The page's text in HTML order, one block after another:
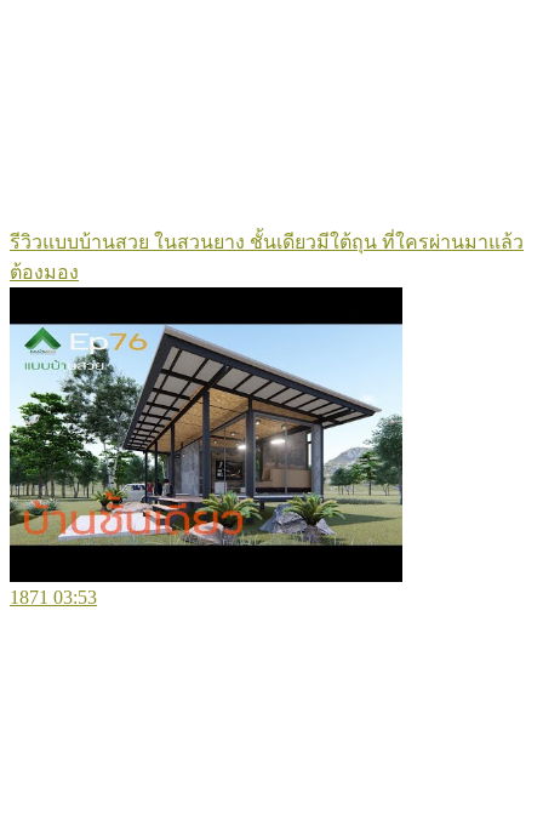
รีวิวแบบบ้านสวย ในสวนยาง ชั้นเดียวมีใต้ถุน ที่ใครผ่านมาแล้ว
ต้องมอง
1871 03:53